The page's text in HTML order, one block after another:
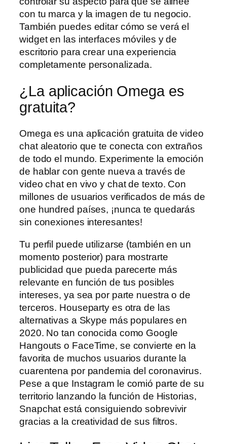
con tu marca y la imagen de tu negocio.
También puedes editar cómo se verá el
widget en las interfaces móviles y de
escritorio para crear una experiencia
completamente personalizada.
¿La aplicación Omega es
gratuita?
Omega es una aplicación gratuita de video
chat aleatorio que te conecta con extraños
de todo el mundo. Experimente la emoción
de hablar con gente nueva a través de
video chat en vivo y chat de texto. Con
millones de usuarios verificados de más de
one hundred países, ¡nunca te quedarás
sin conexiones interesantes!
Tu perfil puede utilizarse (también en un
momento posterior) para mostrarte
publicidad que pueda parecerte más
relevante en función de tus posibles
intereses, ya sea por parte nuestra o de
terceros. Houseparty es otra de las
alternativas a Skype más populares en
2020. No tan conocida como Google
Hangouts o FaceTime, se convierte en la
favorita de muchos usuarios durante la
cuarentena por pandemia del coronavirus.
Pese a que Instagram le comió parte de su
territorio lanzando la función de Historias,
Snapchat está consiguiendo sobrevivir
gracias a la creatividad de sus filtros.